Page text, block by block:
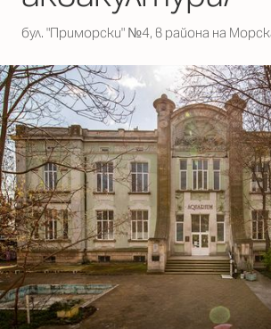
бул. "Приморски" №4, в района на